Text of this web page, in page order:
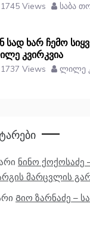
Views საბა
სად ხარ ჩემო
კვირკვია
Views ლილე
ნინო ქოქოსაძე
მარცვლის
Გიო ზარნაძე –